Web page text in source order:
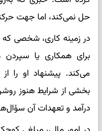
حل نمی‌کند، اما جهت
در زمینه کاری، شخصی که
برای همکاری یا
می‌کند. پیشنهاد او را
بخشی از شرایط هنوز
درآمد و تعهدات آن